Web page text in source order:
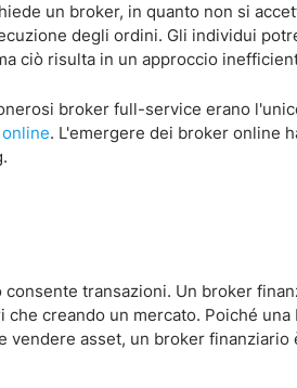
un broker, in quanto non si
degli ordini. Gli individui
ciò risulta in un approccio
broker full-service erano
. L'emergere dei broker online
transazioni. Un broker
creando un mercato. Poiché
vendere asset, un broker